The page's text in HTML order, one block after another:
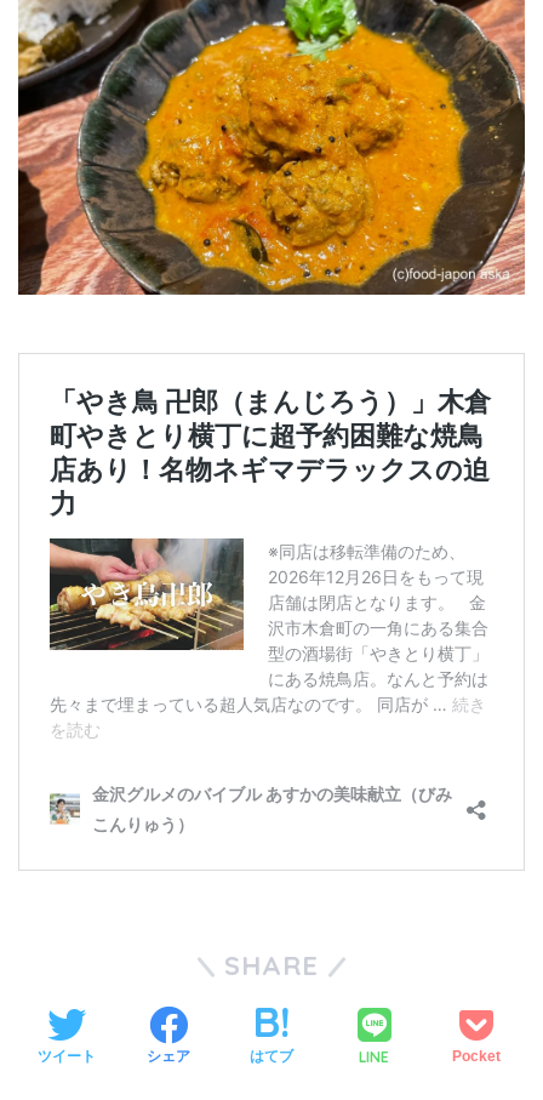
SHARE
ツイート シェア はてブ LINE Pocket